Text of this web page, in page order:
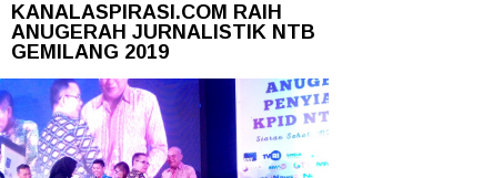
KANALASPIRASI.COM RAIH
ANUGERAH JURNALISTIK NTB
GEMILANG 2019